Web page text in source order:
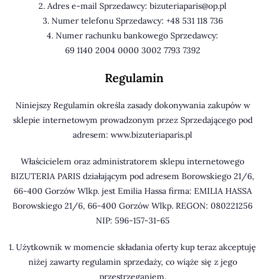
2. Adres e-mail Sprzedawcy: bizuteriaparis@op.pl
3. Numer telefonu Sprzedawcy: +48 531 118 736
4. Numer rachunku bankowego Sprzedawcy:
69 1140 2004 0000 3002 7793 7392
Regulamin
Niniejszy Regulamin określa zasady dokonywania zakupów w
sklepie internetowym prowadzonym przez Sprzedającego pod
adresem: www.bizuteriaparis.pl
Właścicielem oraz administratorem sklepu internetowego
BIZUTERIA PARIS działającym pod adresem Borowskiego 21/6,
66-400 Gorzów Wlkp. jest Emilia Hassa firma: EMILIA HASSA
Borowskiego 21/6, 66-400 Gorzów Wlkp. REGON: 080221256
NIP: 596-157-31-65
1. Użytkownik w momencie składania oferty kup teraz akceptuję
niżej zawarty regulamin sprzedaży, co wiąże się z jego
przestrzeganiem.